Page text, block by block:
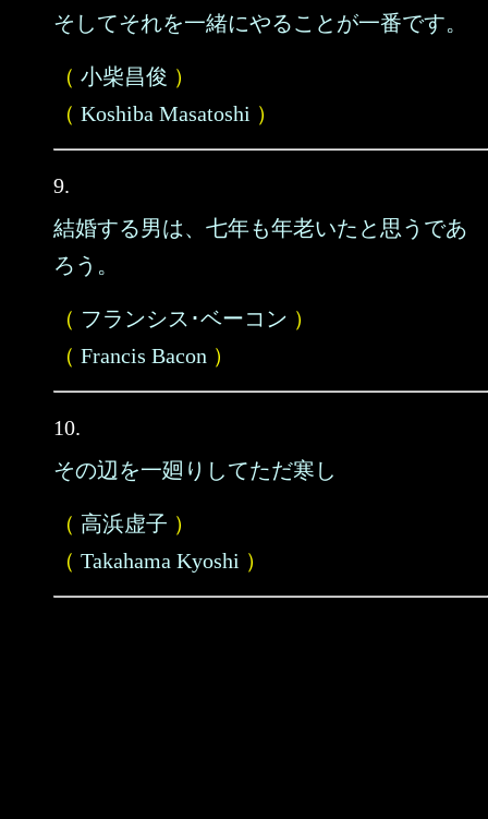
そしてそれを一緒にやることが一番です。
（ 小柴昌俊 ）
（ Koshiba Masatoshi ）
9.
結婚する男は、七年も年老いたと思うであ
ろう。
（ フランシス･ベーコン ）
（ Francis Bacon ）
10.
その辺を一廻りしてただ寒し
（ 高浜虚子 ）
（ Takahama Kyoshi ）